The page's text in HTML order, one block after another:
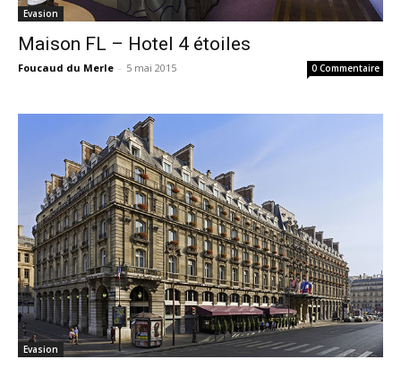
Evasion
Maison FL – Hotel 4 étoiles
Foucaud du Merle - 5 mai 2015 0 Commentaire
Evasion